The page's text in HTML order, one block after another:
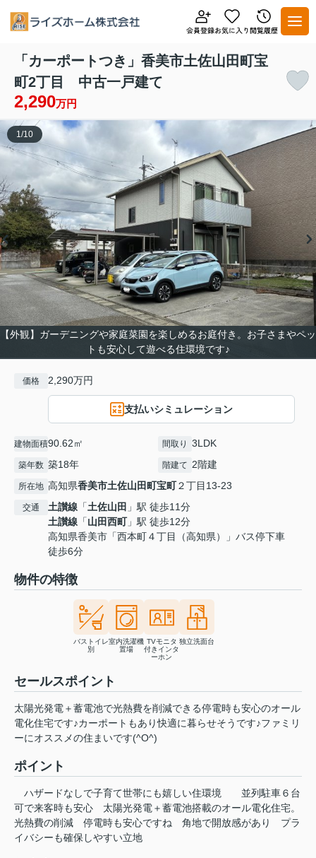
「カーポートつき」香美市土佐山田町宝
町2丁目 中古一戸建て
2,290万円
【外観】ガーデニングや家庭菜園を楽しめるお庭付き。お子さまやペッ
トも安心して遊べる住環境です♪
1/10
価格 2,290万円
支払いシミュレーション
建物面積90.62㎡ 間取り 3LDK
築年数 築18年 階建て 2階建
所在地 高知県香美市土佐山田町宝町２丁目13-23
交通 土讃線 「土佐山田 」駅 徒歩11分
土讃線 「山田西町」駅 徒歩12分
高知県香美市「西本町４丁目（高知県）」バス停下車
徒歩6分
物件の特徴
バストイレ
別
室内洗濯機
置場
TVモニタ
付きインタ
ーホン
独立洗面台
セールスポイント
太陽光発電＋蓄電池で光熱費を削減できる停電時も安心のオール
電化住宅です♪カーポートもあり快適に暮らせそうです♪ファミリ
ーにオススメの住まいです(^O^)
ポイント
ハザードなしで子育て世帯にも嬉しい住環境
並列駐車６台
可で来客時も安心
太陽光発電＋蓄電池搭載のオール電化住宅。
光熱費の削減
停電時も安心ですね 角地で開放感があり
プラ
イバシーも確保しやすい立地